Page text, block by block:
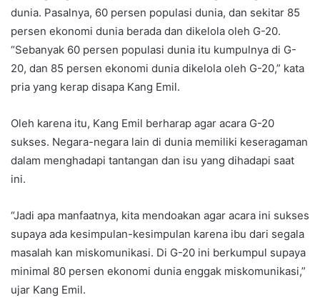
dunia. Pasalnya, 60 persen populasi dunia, dan sekitar 85
persen ekonomi dunia berada dan dikelola oleh G-20.
“Sebanyak 60 persen populasi dunia itu kumpulnya di G-
20, dan 85 persen ekonomi dunia dikelola oleh G-20,” kata
pria yang kerap disapa Kang Emil.
Oleh karena itu, Kang Emil berharap agar acara G-20
sukses. Negara-negara lain di dunia memiliki keseragaman
dalam menghadapi tantangan dan isu yang dihadapi saat
ini.
“Jadi apa manfaatnya, kita mendoakan agar acara ini sukses
supaya ada kesimpulan-kesimpulan karena ibu dari segala
masalah kan miskomunikasi. Di G-20 ini berkumpul supaya
minimal 80 persen ekonomi dunia enggak miskomunikasi,”
ujar Kang Emil.